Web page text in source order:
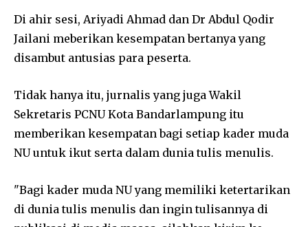
Di ahir sesi, Ariyadi Ahmad dan Dr Abdul Qodir
Jailani meberikan kesempatan bertanya yang
disambut antusias para peserta.
Tidak hanya itu, jurnalis yang juga Wakil
Sekretaris PCNU Kota Bandarlampung itu
memberikan kesempatan bagi setiap kader muda
NU untuk ikut serta dalam dunia tulis menulis.
"Bagi kader muda NU yang memiliki ketertarikan
di dunia tulis menulis dan ingin tulisannya di